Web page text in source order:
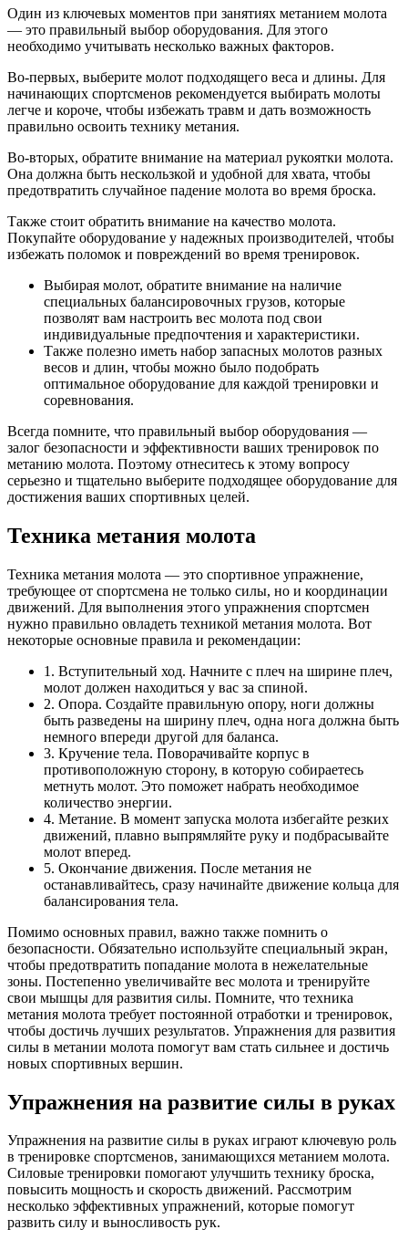
Один из ключевых моментов при занятиях метанием молота
— это правильный выбор оборудования. Для этого
необходимо учитывать несколько важных факторов.
Во-первых, выберите молот подходящего веса и длины. Для
начинающих спортсменов рекомендуется выбирать молоты
легче и короче, чтобы избежать травм и дать возможность
правильно освоить технику метания.
Во-вторых, обратите внимание на материал рукоятки молота.
Она должна быть нескользкой и удобной для хвата, чтобы
предотвратить случайное падение молота во время броска.
Также стоит обратить внимание на качество молота.
Покупайте оборудование у надежных производителей, чтобы
избежать поломок и повреждений во время тренировок.
Выбирая молот, обратите внимание на наличие
специальных балансировочных грузов, которые
позволят вам настроить вес молота под свои
индивидуальные предпочтения и характеристики.
Также полезно иметь набор запасных молотов разных
весов и длин, чтобы можно было подобрать
оптимальное оборудование для каждой тренировки и
соревнования.
Всегда помните, что правильный выбор оборудования —
залог безопасности и эффективности ваших тренировок по
метанию молота. Поэтому отнеситесь к этому вопросу
серьезно и тщательно выберите подходящее оборудование для
достижения ваших спортивных целей.
Техника метания молота
Техника метания молота — это спортивное упражнение,
требующее от спортсмена не только силы, но и координации
движений. Для выполнения этого упражнения спортсмен
нужно правильно овладеть техникой метания молота. Вот
некоторые основные правила и рекомендации:
1. Вступительный ход. Начните с плеч на ширине плеч,
молот должен находиться у вас за спиной.
2. Опора. Создайте правильную опору, ноги должны
быть разведены на ширину плеч, одна нога должна быть
немного впереди другой для баланса.
3. Кручение тела. Поворачивайте корпус в
противоположную сторону, в которую собираетесь
метнуть молот. Это поможет набрать необходимое
количество энергии.
4. Метание. В момент запуска молота избегайте резких
движений, плавно выпрямляйте руку и подбрасывайте
молот вперед.
5. Окончание движения. После метания не
останавливайтесь, сразу начинайте движение кольца для
балансирования тела.
Помимо основных правил, важно также помнить о
безопасности. Обязательно используйте специальный экран,
чтобы предотвратить попадание молота в нежелательные
зоны. Постепенно увеличивайте вес молота и тренируйте
свои мышцы для развития силы. Помните, что техника
метания молота требует постоянной отработки и тренировок,
чтобы достичь лучших результатов. Упражнения для развития
силы в метании молота помогут вам стать сильнее и достичь
новых спортивных вершин.
Упражнения на развитие силы в руках
Упражнения на развитие силы в руках играют ключевую роль
в тренировке спортсменов, занимающихся метанием молота.
Силовые тренировки помогают улучшить технику броска,
повысить мощность и скорость движений. Рассмотрим
несколько эффективных упражнений, которые помогут
развить силу и выносливость рук.